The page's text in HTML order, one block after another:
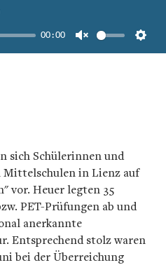
00:00
Unmute
zum
und Beruf.
sich Schülerinnen und
Mittelschulen in Lienz auf
vor. Heuer legten 35
PET-Prüfungen ab und
anerkannte
Entsprechend stolz waren
bei der Überreichung